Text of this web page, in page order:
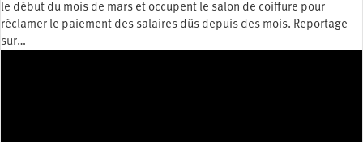
le début du mois de mars et occupent le salon de coiffure pour
réclamer le paiement des salaires dûs depuis des mois. Reportage
sur…